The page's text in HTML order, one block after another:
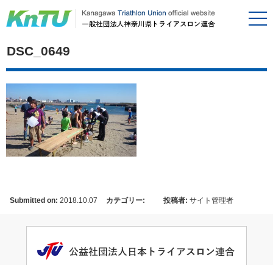
DSC_0649
Submitted on: 2018.10.07 カテゴリー: 投稿者: サイト管理者